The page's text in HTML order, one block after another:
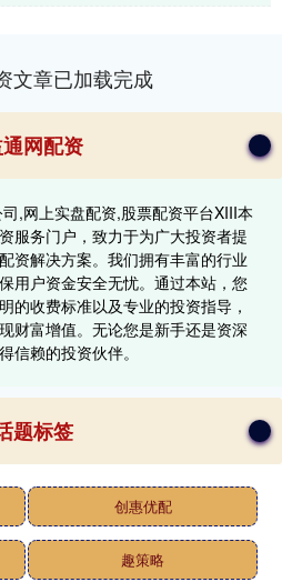
文章已加载完成
网配资
,网上实盘配资,股票配资平台XIII‌本
服务门户，致力于为广大投资者提
资解决方案。我们拥有丰富的行业
用户资金安全无忧。通过本站，您
的收费标准以及专业的投资指导，
财富增值。无论您是新手还是资深
信赖的投资伙伴。
题标签
创惠优配
趣策略